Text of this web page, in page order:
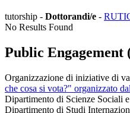
tutorship - Dottorandi/e -
No Results Found
Public Engagement
Organizzazione di iniziative di
che cosa si vota?" organizzato
Dipartimento di Scienze Sociali
Dipartimento di Studi